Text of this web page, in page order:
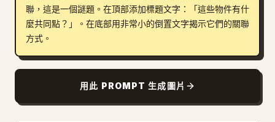
部落格
更新
聯，這是一個謎題。在頂部添加標題文字：「這些物件有什
麼共同點？」。在底部用非常小的倒置文字揭示它們的關聯
方式。
用此 PROMPT 生成圖片